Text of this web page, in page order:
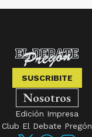
SUSCRIBITE
Nosotros
Edición Impresa
Club El Debate Pregón